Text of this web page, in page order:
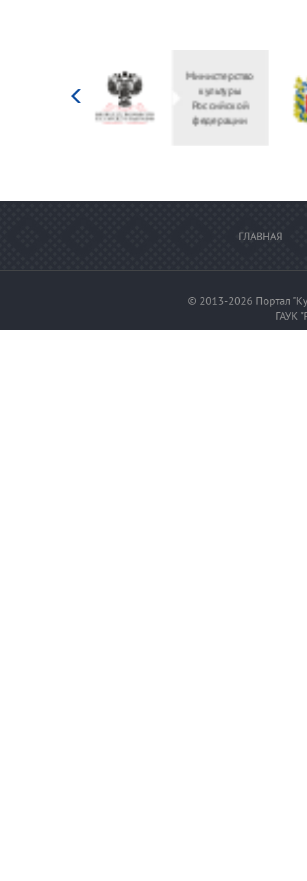
Министерство
культуры
Российской
федерации
ГЛАВНАЯ
© 2013-2026 Портал
ГАУК